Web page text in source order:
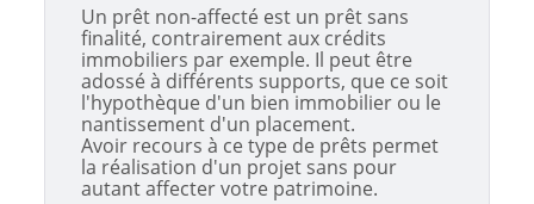
Un prêt non-affecté est un prêt sans
finalité, contrairement aux crédits
immobiliers par exemple. Il peut être
adossé à différents supports, que ce soit
l'hypothèque d'un bien immobilier ou le
nantissement d'un placement.
Avoir recours à ce type de prêts permet
la réalisation d'un projet sans pour
autant affecter votre patrimoine.